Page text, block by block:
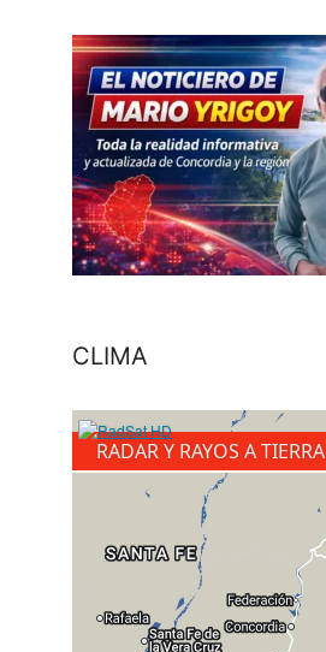
CLIMA
RADAR Y RAYOS A TIERRA